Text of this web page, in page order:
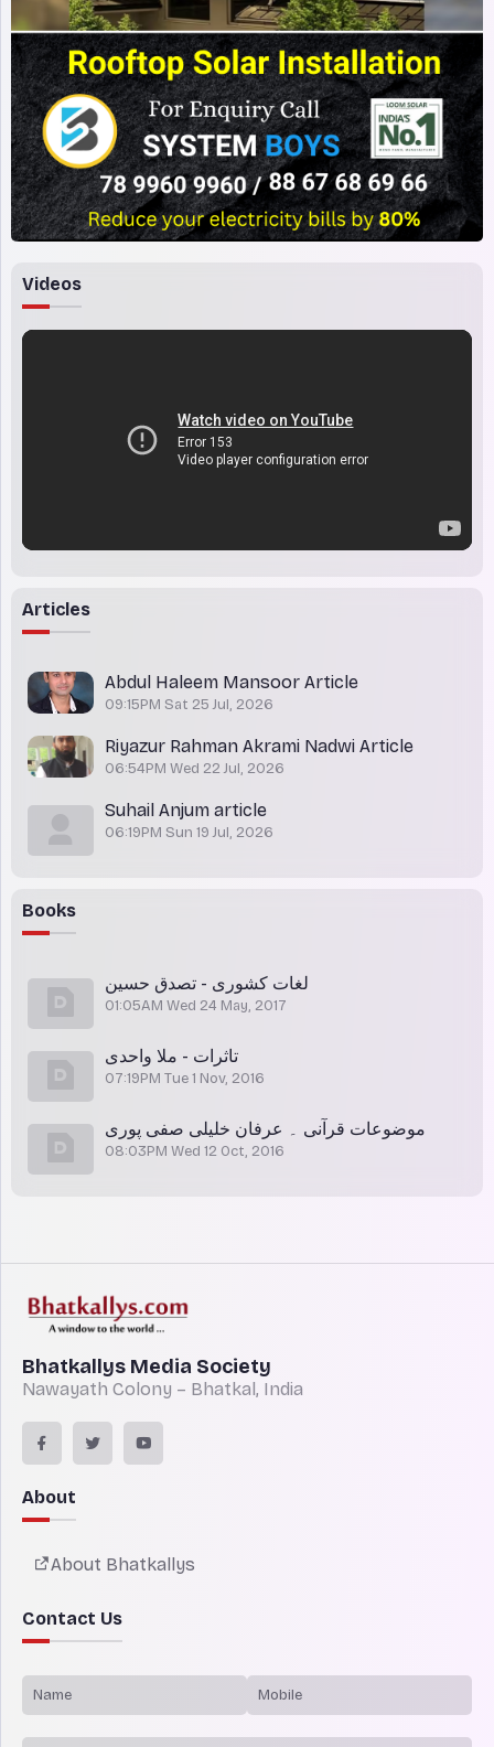
Videos
Articles
Abdul Haleem Mansoor Article
09:15PM Sat 25 Jul, 2026
Riyazur Rahman Akrami Nadwi Article
06:54PM Wed 22 Jul, 2026
Suhail Anjum article
06:19PM Sun 19 Jul, 2026
Books
لغات کشوری - تصدق حسین
01:05AM Wed 24 May, 2017
تاثرات - ملا واحدی
07:19PM Tue 1 Nov, 2016
موضوعات قرآنی ۔ عرفان خلیلی صفی پوری
08:03PM Wed 12 Oct, 2016
Bhatkallys Media Society
Nawayath Colony – Bhatkal, India
About
About Bhatkallys
Contact Us